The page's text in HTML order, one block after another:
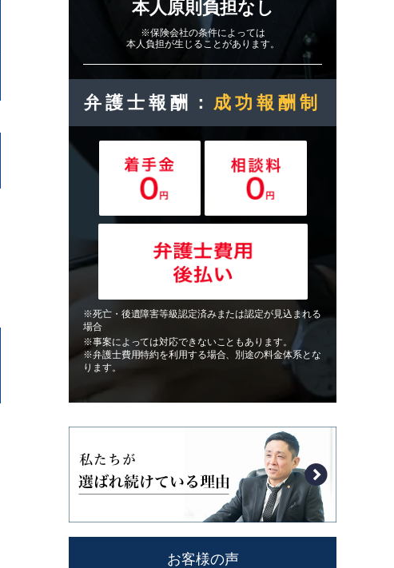
本人原則負担なし
※保険会社の条件によっては
本人負担が生じることがあります。
弁護士報酬： 成功報酬制
※死亡・後遺障害等級認定済みまたは認定が見込まれる
場合
※事案によっては対応できないこともあります。
※弁護士費用特約を利用する場合、別途の料金体系とな
ります。
お客様の声